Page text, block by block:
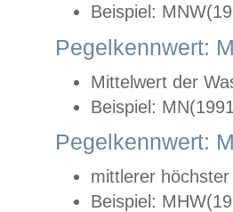
Beispiel:
Pegelkennwert:
Mittelwert der
Beispiel:
Pegelkennwert:
mittlerer
Beispiel: